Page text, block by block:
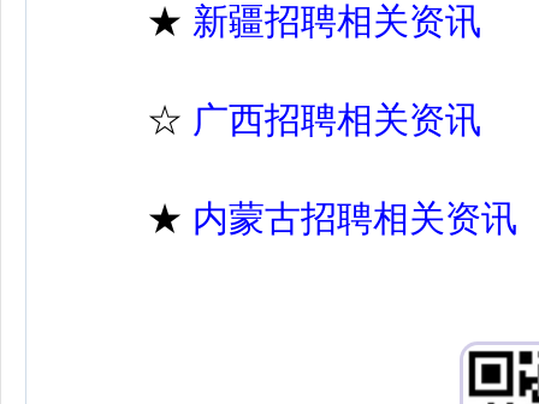
★ 新疆招聘相关资讯
☆ 广西招聘相关资讯
★ 内蒙古招聘相关资讯